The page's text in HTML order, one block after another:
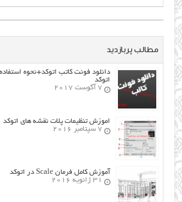
مطالب پربازدید
دانلود فونت کاتب اتوکد+نحوه
اتوکد
7 آگوست 2017
اموزش تنظیمات پلات نقشه های اتوکد
7 سپتامبر 2016
آموزش کامل فرمان Scale در اتوکد
31 ژانویه 2016